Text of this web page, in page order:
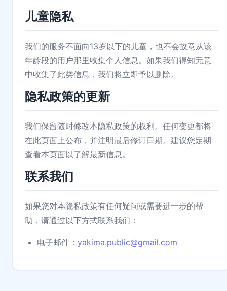
儿童隐私
我们的服务不面向13岁以下的儿童，也不会故意从该
年龄段的用户那里收集个人信息。如果我们得知无意
中收集了此类信息，我们将立即予以删除。
隐私政策的更新
我们保留随时修改本隐私政策的权利。任何变更都将
在此页面上公布，并注明最后修订日期。建议您定期
查看本页面以了解最新信息。
联系我们
如果您对本隐私政策有任何疑问或需要进一步的帮
助，请通过以下方式联系我们：
电子邮件： yakima.public@gmail.com